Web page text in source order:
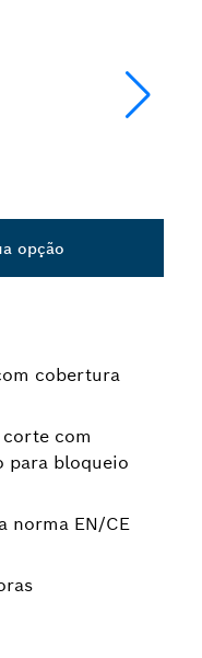
cobertura
com
para bloqueio
norma EN/CE
opção